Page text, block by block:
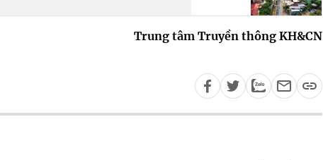
Trung tâm Truyền thông KH&CN